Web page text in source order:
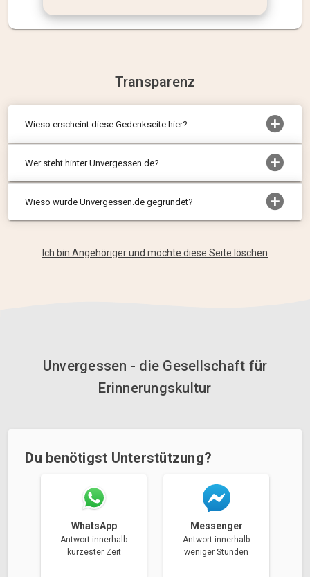
Transparenz
Wieso erscheint diese Gedenkseite hier?
Wer steht hinter Unvergessen.de?
Wieso wurde Unvergessen.de gegründet?
Ich bin Angehöriger und möchte diese Seite löschen
Unvergessen - die Gesellschaft für
Erinnerungskultur
Du benötigst Unterstützung?
WhatsApp
Antwort innerhalb
kürzester Zeit
Messenger
Antwort innerhalb
weniger Stunden